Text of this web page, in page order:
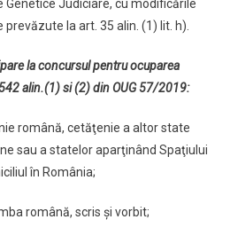
Genetice Judiciare, cu modificările
la art. 35 alin. (1) lit. h).
la concursul pentruocuparea
alin.(1) si (2) din OUG 57/2019:
română, cetăţenie a altor state
sau a statelor aparţinând Spaţiului
în România;
română, scris şi vorbit;